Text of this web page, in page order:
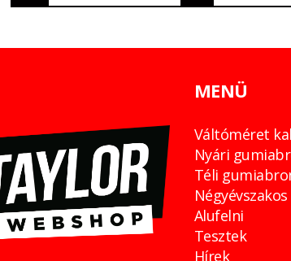
MENÜ
Váltóméret
Nyári
Téli
Alufelni
Tesztek
Hírek